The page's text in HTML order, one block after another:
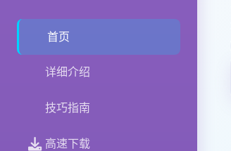
首页
详细介绍
技巧指南
高速下载